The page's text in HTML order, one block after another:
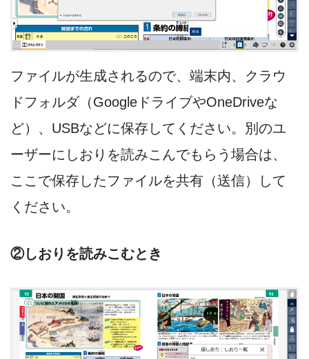
ファイルが生成されるので、端末内、クラウ
ドフォルダ（GoogleドライブやOneDriveな
ど）、USBなどに保存してください。別のユ
ーザーにしおりを読みこんでもらう場合は、
ここで保存したファイルを共有（送信）して
ください。
②しおりを読みこむとき